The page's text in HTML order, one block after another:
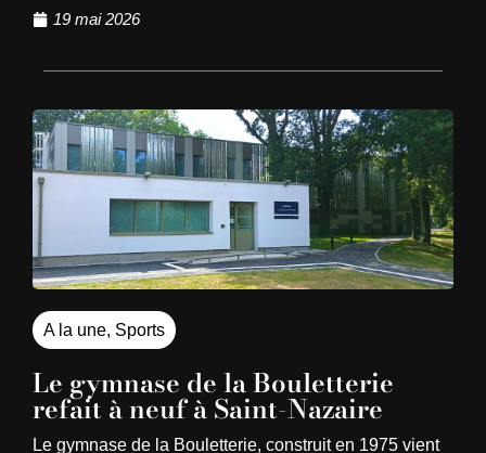
19 mai 2026
A la une, Sports
Le gymnase de la Bouletterie
refait à neuf à Saint-Nazaire
Le gymnase de la Bouletterie, construit en 1975 vient